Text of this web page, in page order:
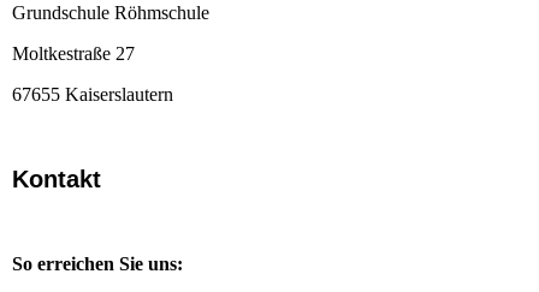
Grundschule Röhmschule
Moltkestraße 27
67655 Kaiserslautern
Kontakt
So erreichen Sie uns: